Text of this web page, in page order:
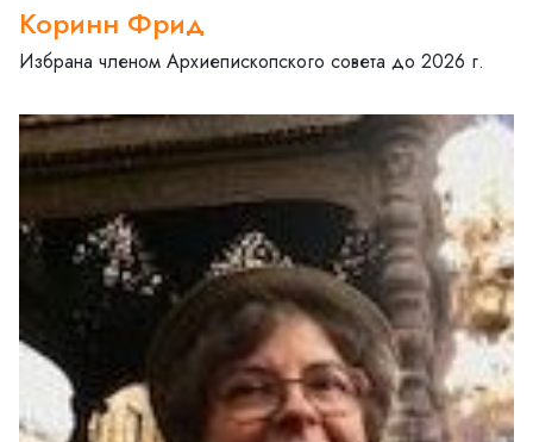
Коринн Фрид
Избрана членом Архиепископского совета до 2026 г.